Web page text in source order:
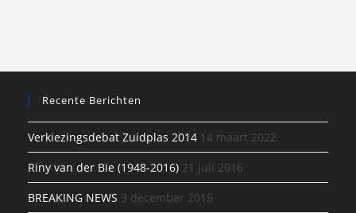
Recente Berichten
Verkiezingsdebat Zuidplas 2014 14 maart 2022
Riny van der Bie (1948-2016) 21 juli 2016
BREAKING NEWS 3 december 2015